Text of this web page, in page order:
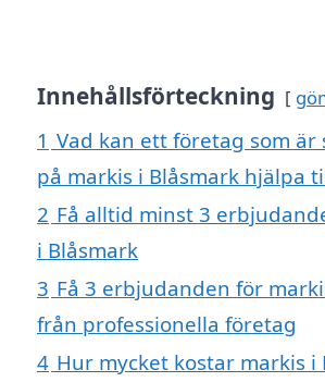
Innehållsförteckning
1 Vad kan ett företag som är
på markis i Blåsmark hjälpa
2 Få alltid minst 3
i Blåsmark
3 Få 3 erbjudanden för
från professionella företag
4 Hur mycket kostar markis i